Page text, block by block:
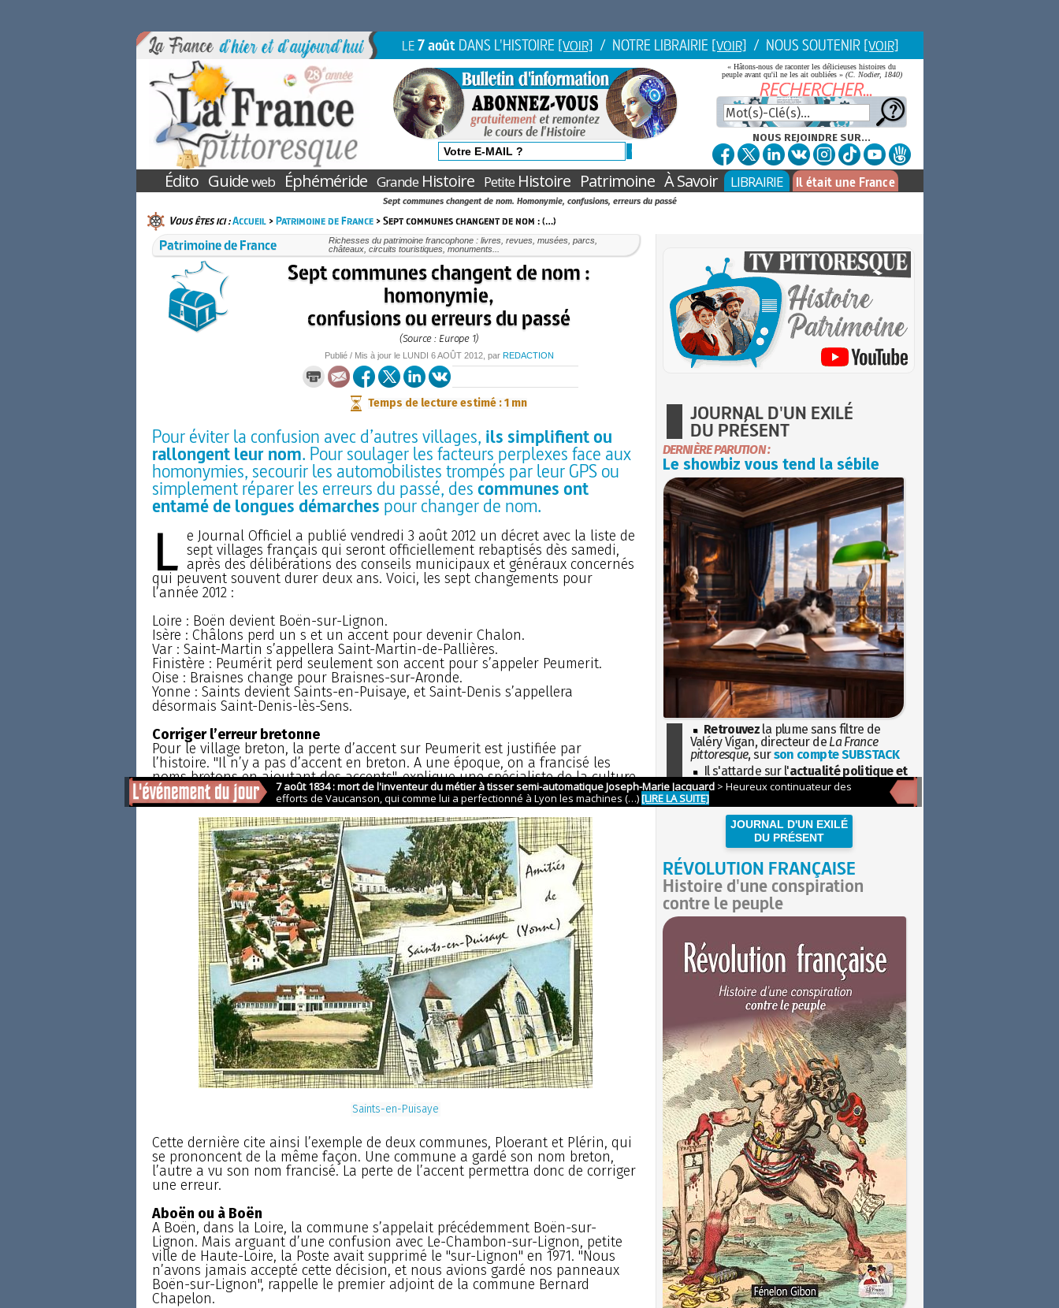
LE7 août DANS L'HISTOIRE [VOIR] / NOTRE LIBRAIRIE [VOIR] / NOUS SOUTENIR [VOIR]
« Hâtons-nous de raconter les délicieuses histoires du
peuple avant qu'il ne les ait oubliées » (C. Nodier, 1840)
NOUS REJOINDRE SUR...
Édito Guideweb Éphéméride GrandeHistoire PetiteHistoire Patrimoine À Savoir LIBRAIRIE Il était une France
Sept communes changent de nom. Homonymie, confusions, erreurs du passé
Vous êtes ici :Accueil>Patrimoine de France> Sept communes changent de nom : (…)
Patrimoine de France
Richesses du patrimoine francophone : livres, revues, musées, parcs,
châteaux, circuits touristiques, monuments...
Sept communes changent de nom :
homonymie,
confusions ou erreurs du passé
(Source : Europe 1)
Publié / Mis à jour le LUNDI 6 AOÛT 2012, par REDACTION
Temps de lecture estimé : 1 mn
Pour éviter la confusion avec d’autres villages, ils simplifient ou
rallongent leur nom. Pour soulager les facteurs perplexes face aux
homonymies, secourir les automobilistes trompés par leur GPS ou
simplement réparer les erreurs du passé, descommunes ont
entamé de longues démarches pour changer de nom.
L e Journal Officiel a publié vendredi 3 août 2012 un décret avec la liste de
sept villages français qui seront officiellement rebaptisés dès samedi,
après des délibérations des conseils municipaux et généraux concernés
qui peuvent souvent durer deux ans. Voici, les sept changements pour
l’année 2012 :
Loire : Boën devient Boën-sur-Lignon.
Isère : Châlons perd un s et un accent pour devenir Chalon.
Var : Saint-Martin s’appellera Saint-Martin-de-Pallières.
Finistère : Peumérit perd seulement son accent pour s’appeler Peumerit.
Oise : Braisnes change pour Braisnes-sur-Aronde.
Yonne : Saints devient Saints-en-Puisaye, et Saint-Denis s’appellera
désormais Saint-Denis-lès-Sens.
Corriger l’erreur bretonne
Pour le village breton, la perte d’accent sur Peumerit est justifiée par
l’histoire. "Il n’y a pas d’accent en breton. A une époque, on a francisé les
noms bretons en ajoutant des accents", explique une spécialiste de la culture
bretonne.
Saints-en-Puisaye
Cette dernière cite ainsi l’exemple de deux communes, Ploerant et Plérin, qui
se prononcent de la même façon. Une commune a gardé son nom breton,
l’autre a vu son nom francisé. La perte de l’accent permettra donc de corriger
une erreur.
Aboën ou à Boën
A Boën, dans la Loire, la commune s’appelait précédemment Boën-sur-
Lignon. Mais arguant d’une confusion avec Le-Chambon-sur-Lignon, petite
ville de Haute-Loire, la Poste avait supprimé le "sur-Lignon" en 1971. "Nous
n’avons jamais accepté cette décision, et nous avions gardé nos panneaux
Boën-sur-Lignon", rappelle le premier adjoint de la commune Bernard
Chapelon.
JOURNAL D'UN EXILÉ
DU PRÉSENT
DERNIÈRE PARUTION :
Le showbiz vous tend la sébile
Retrouvez la plume sans filtre de
Valéry Vigan, directeur de La France
pittoresque, surson compte SUBSTACK
Il s'attarde sur l'actualité politique et
sociétaleavec la hauteur de vue de
l'Histoire
JOURNAL D'UN EXILÉ
DU PRÉSENT
RÉVOLUTION FRANÇAISE
Histoire d'une conspiration
contre le peuple